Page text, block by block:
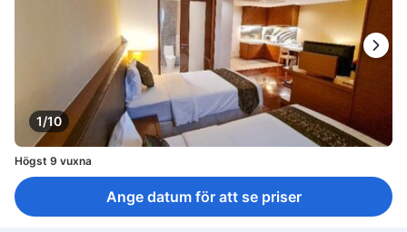
1/10
Högst 9 vuxna
Ange datum för att se priser